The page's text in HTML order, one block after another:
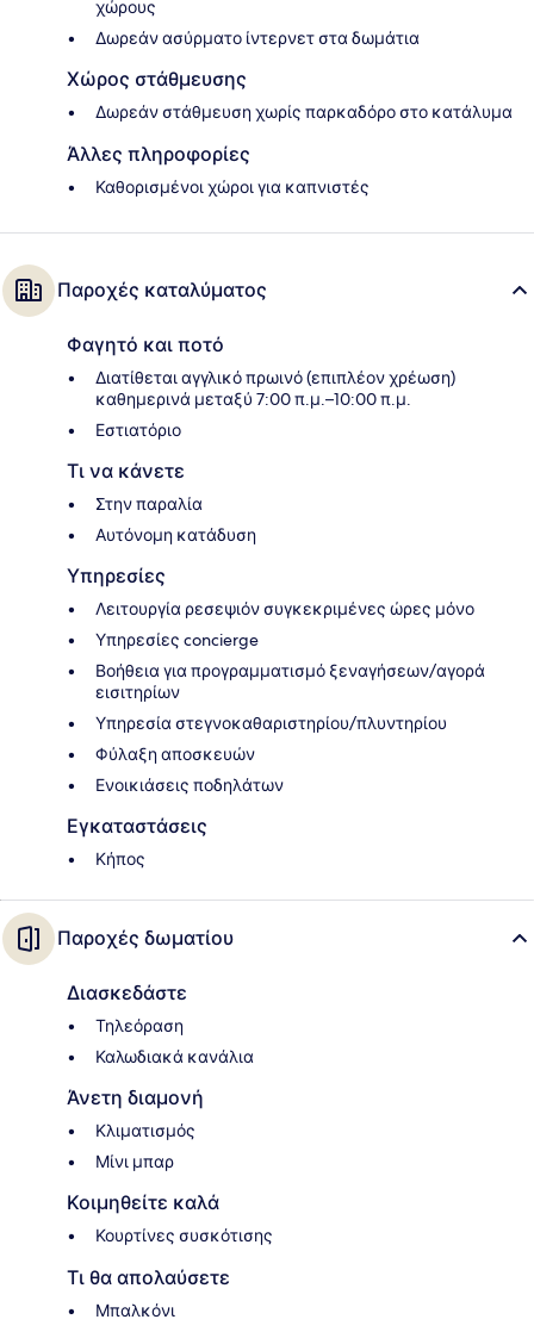
χώρους
Δωρεάν ασύρματο ίντερνετ στα δωμάτια
Χώρος στάθμευσης
Δωρεάν στάθμευση χωρίς παρκαδόρο στο κατάλυμα
Άλλες πληροφορίες
Καθορισμένοι χώροι για καπνιστές
Παροχές καταλύματος
Φαγητό και ποτό
Διατίθεται αγγλικό πρωινό (επιπλέον χρέωση)
καθημερινά μεταξύ 7:00 π.μ.–10:00 π.μ.
Εστιατόριο
Τι να κάνετε
Στην παραλία
Αυτόνομη κατάδυση
Υπηρεσίες
Λειτουργία ρεσεψιόν συγκεκριμένες ώρες μόνο
Υπηρεσίες concierge
Βοήθεια για προγραμματισμό ξεναγήσεων/αγορά
εισιτηρίων
Υπηρεσία στεγνοκαθαριστηρίου/πλυντηρίου
Φύλαξη αποσκευών
Ενοικιάσεις ποδηλάτων
Εγκαταστάσεις
Κήπος
Παροχές δωματίου
Διασκεδάστε
Τηλεόραση
Καλωδιακά κανάλια
Άνετη διαμονή
Κλιματισμός
Μίνι μπαρ
Κοιμηθείτε καλά
Κουρτίνες συσκότισης
Τι θα απολαύσετε
Μπαλκόνι